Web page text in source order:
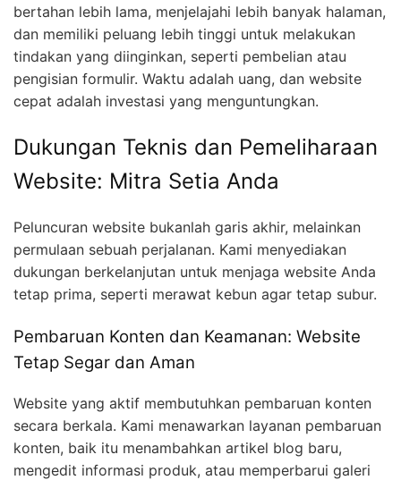
bertahan lebih lama, menjelajahi lebih banyak halaman,
dan memiliki peluang lebih tinggi untuk melakukan
tindakan yang diinginkan, seperti pembelian atau
pengisian formulir. Waktu adalah uang, dan website
cepat adalah investasi yang menguntungkan.
Dukungan Teknis dan Pemeliharaan
Website: Mitra Setia Anda
Peluncuran website bukanlah garis akhir, melainkan
permulaan sebuah perjalanan. Kami menyediakan
dukungan berkelanjutan untuk menjaga website Anda
tetap prima, seperti merawat kebun agar tetap subur.
Pembaruan Konten dan Keamanan: Website
Tetap Segar dan Aman
Website yang aktif membutuhkan pembaruan konten
secara berkala. Kami menawarkan layanan pembaruan
konten, baik itu menambahkan artikel blog baru,
mengedit informasi produk, atau memperbarui galeri